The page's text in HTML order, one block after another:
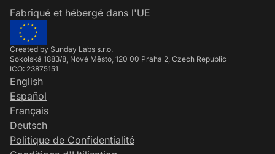
Fabriqué et hébergé dans l'UE
Created by Sunday Labs s.r.o.
Sokolská 1883/8, Nové Město, 120 00 Praha 2, Czech Republic
ICO: 23875151
English
Español
Français
Deutsch
Politique de Confidentialité